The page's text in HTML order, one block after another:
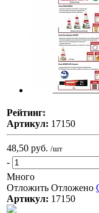
Рейтинг:
Артикул: 17150
48,50 руб. /шт
-
Много
Отложить Отложено
Артикул: 17150